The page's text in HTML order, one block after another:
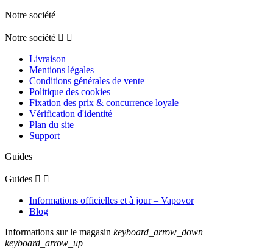
Notre société
Notre société  
Livraison
Mentions légales
Conditions générales de vente
Politique des cookies
Fixation des prix & concurrence loyale
Vérification d'identité
Plan du site
Support
Guides
Guides  
Informations officielles et à jour – Vapovor
Blog
Informations sur le magasin keyboard_arrow_down
keyboard_arrow_up